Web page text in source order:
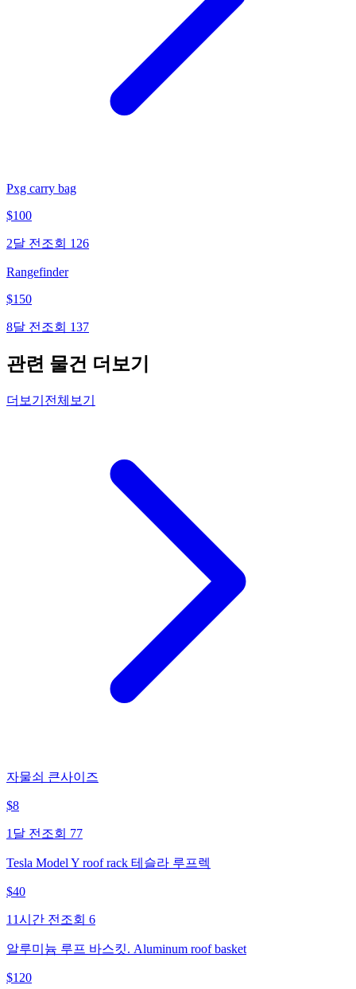
Pxg carry bag
$100
2달 전 조회 126
Rangefinder
$150
8달 전 조회 137
관련 물건 더보기
더보기 전체보기
자물쇠 큰사이즈
$8
1달 전 조회 77
Tesla Model Y roof rack 테슬라 루프렉
$40
11시간 전 조회 6
알루미늄 루프 바스킷. Aluminum roof basket
$120